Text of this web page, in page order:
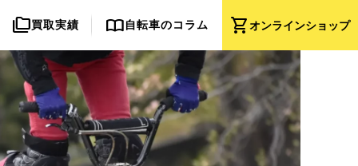
shopping_cartオンラインショップ
folder_copy買取実績 import_contacts自転車のコラム